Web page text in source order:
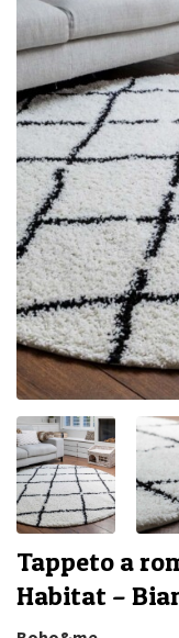
Tappeto a
Habitat –